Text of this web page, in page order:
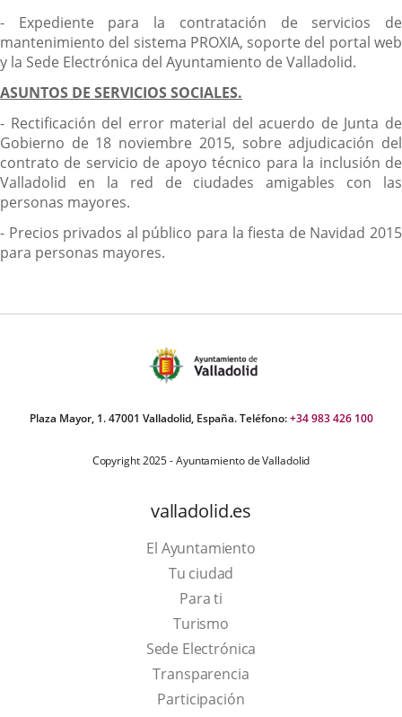
- Expediente para la contratación de servicios de
mantenimiento del sistema PROXIA, soporte del portal web
y la Sede Electrónica del Ayuntamiento de Valladolid.
ASUNTOS DE SERVICIOS SOCIALES.
- Rectificación del error material del acuerdo de Junta de
Gobierno de 18 noviembre 2015, sobre adjudicación del
contrato de servicio de apoyo técnico para la inclusión de
Valladolid en la red de ciudades amigables con las
personas mayores.
- Precios privados al público para la fiesta de Navidad 2015
para personas mayores.
Plaza Mayor, 1. 47001 Valladolid, España. Teléfono:+34 983 426 100
Copyright 2025 - Ayuntamiento de Valladolid
valladolid.es
El Ayuntamiento
Tu ciudad
Para ti
TurismoThis
link
will
open
Sede Electrónica
Transparencia
Participación